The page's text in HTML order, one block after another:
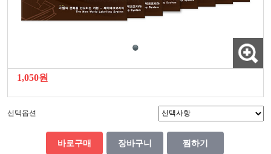
1,050원
선택옵션
바로구매 장바구니 찜하기